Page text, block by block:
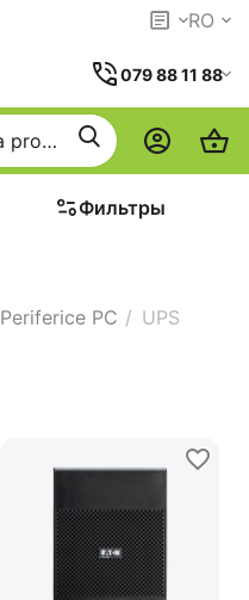
RO
079 88 11 88
Фильтры
Periferice PC / UPS